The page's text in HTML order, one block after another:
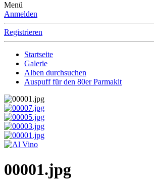
Menü
Anmelden
Registrieren
Startseite
Galerie
Alben durchsuchen
Auspuff für den 80er Parmakit
00001.jpg